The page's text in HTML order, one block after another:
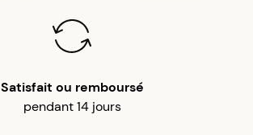
Satisfait ou remboursé
pendant 14 jours